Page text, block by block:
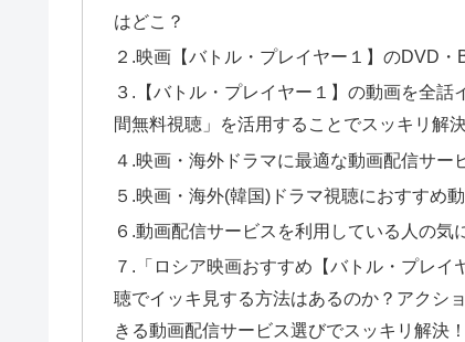
はどこ？
２.映画【バトル・プレイヤー１】のDVD・
３.【バトル・プレイヤー１】の動画を全
間無料視聴」を活用することでスッキリ解決
４.映画・海外ドラマに最適な動画配信サー
５.映画・海外(韓国)ドラマ視聴におすすめ
６.動画配信サービスを利用している人の気
７.「ロシア映画おすすめ【バトル・プレ
聴でイッキ見する方法はあるのか？アクシ
きる動画配信サービス選びでスッキリ解決